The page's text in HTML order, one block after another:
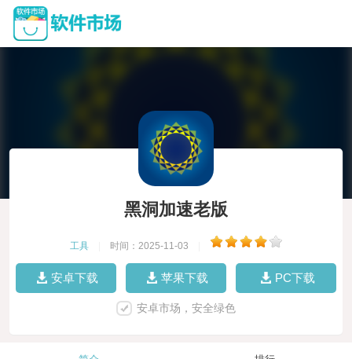
黑洞加速老版
工具 时间：2025-11-03
安卓下载 苹果下载 PC下载
安卓市场，安全绿色